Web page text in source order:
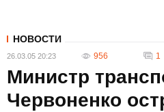
НОВОСТИ
26.03.05 20:23 956 1
Министр
Червоненко